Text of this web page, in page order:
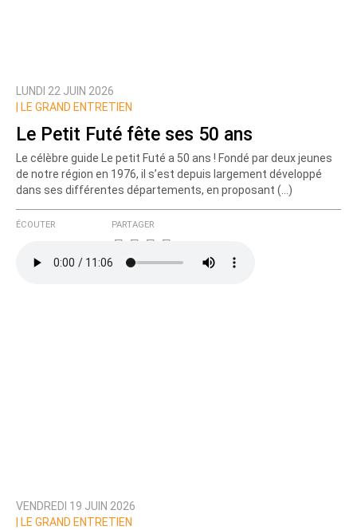
LUNDI 22 JUIN 2026
LE GRAND ENTRETIEN
Le Petit Futé fête ses 50 ans
Le célèbre guide Le petit Futé a 50 ans ! Fondé par deux jeunes
de notre région en 1976, il s’est depuis largement développé
dans ses différentes départements, en proposant (…)
ÉCOUTER PARTAGER
VENDREDI 19 JUIN 2026
LE GRAND ENTRETIEN